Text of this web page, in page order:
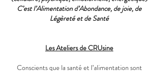
C’est l’Alimentation d’Abondance, de joie, de
Légèreté et de Santé
Les Ateliers de CRUsine
Conscients que la santé et l’alimentation sont